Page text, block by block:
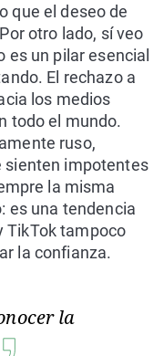
que el deseo de
otro lado, sí veo
es un pilar esencial
El rechazo a
los medios
todo el mundo.
ruso,
sienten impotentes
la misma
es una tendencia
TikTok tampoco
la confianza.
la